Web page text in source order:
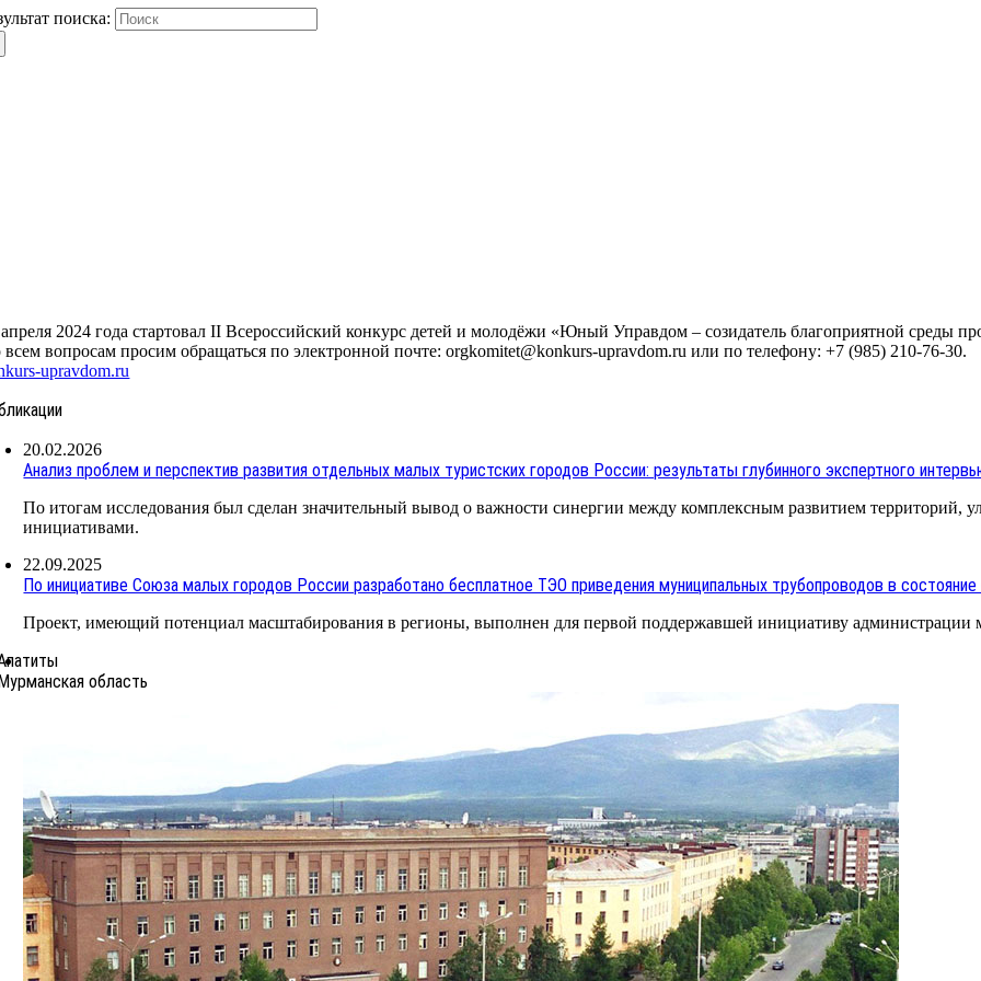
поиска:
2024 года стартовал II Всероссийский конкурс детей и молодёжи «Юный Управдом – созидатель благоприятной среды
вопросам просим обращаться по электронной почте: orgkomitet@konkurs-upravdom.ru или по телефону: +7 (985) 210-76-30.
upravdom.ru
20.02.2026
Анализ проблем и перспектив развития отдельных малых туристских городов России: результаты глубинного экспертного
По итогам исследования был сделан значительный вывод о важности синергии между комплексным развитием территорий,
инициативами.
22.09.2025
По инициативе Союза малых городов России разработано бесплатное ТЭО приведения муниципальных трубопроводов в
Проект, имеющий потенциал масштабирования в регионы, выполнен для первой поддержавшей инициативу администрации
область